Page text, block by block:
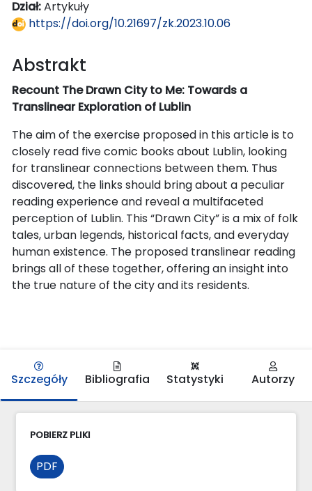
Dział:Artykuły
https://doi.org/10.21697/zk.2023.10.06
Abstrakt
Recount The Drawn City to Me: Towards a
Translinear Exploration of Lublin
The aim of the exercise proposed in this article is to
closely read five comic books about Lublin, looking
for translinear connections between them. Thus
discovered, the links should bring about a peculiar
reading experience and reveal a multifaceted
perception of Lublin. This “Drawn City” is a mix of folk
tales, urban legends, historical facts, and everyday
human existence. The proposed translinear reading
brings all of these together, offering an insight into
the true nature of the city and its residents.
Szczegóły Bibliografia Statystyki Autorzy
POBIERZ PLIKI
PDF